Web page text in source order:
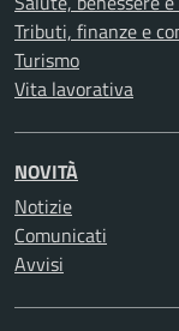
Tributi, finanze e
Turismo
Vita lavorativa
NOVITÀ
Notizie
Comunicati
Avvisi